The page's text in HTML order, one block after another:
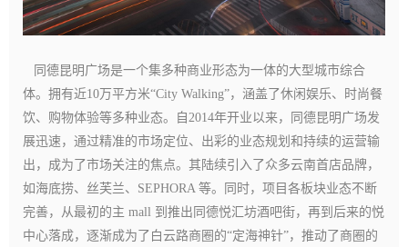
同德昆明广场是一个集多种商业形态为一体的大型城市综合
体。拥有近10万平方米“City Walking”，涵盖了休闲娱乐、时尚餐
饮、购物体验等多种业态。
自2014年开业以来，同德昆明广场发
展迅速，通过精准的市场定位、出彩的业态规划和持续的运营输
出，成为了市场关注的焦点。其陆续引入了众多云南首店品牌，
如海底捞、丝芙兰、SEPHORA 等。同时，项目各板块业态不断
完善，从最初的主 mall 到推出同德悦汇坊酒吧街，再到后来的悦
中心落成，逐渐成为了白云路商圈的“定海神针”，推动了商圈的